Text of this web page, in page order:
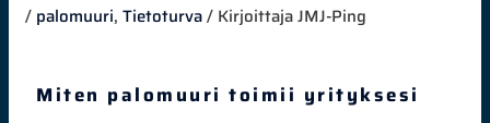
/ palomuuri,Tietoturva/ KirjoittajaJMJ-Ping
Miten palomuuri toimii yrityksesi